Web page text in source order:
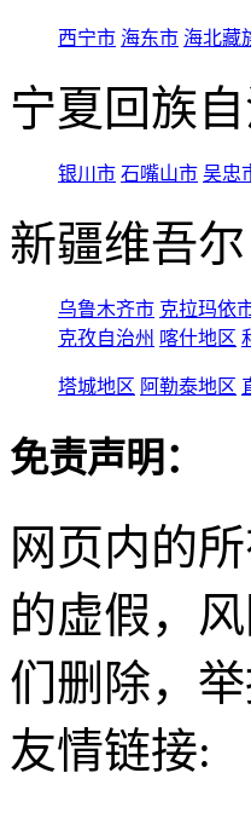
西宁市 海东市 海北藏
宁夏回族
银川市 石嘴山市 吴忠
新疆维吾
乌鲁木齐市 克拉玛依
克孜自治州 喀什地区
塔城地区 阿勒泰地区
免责声明：
网页内的
的虚假，
们删除，
友情链接: